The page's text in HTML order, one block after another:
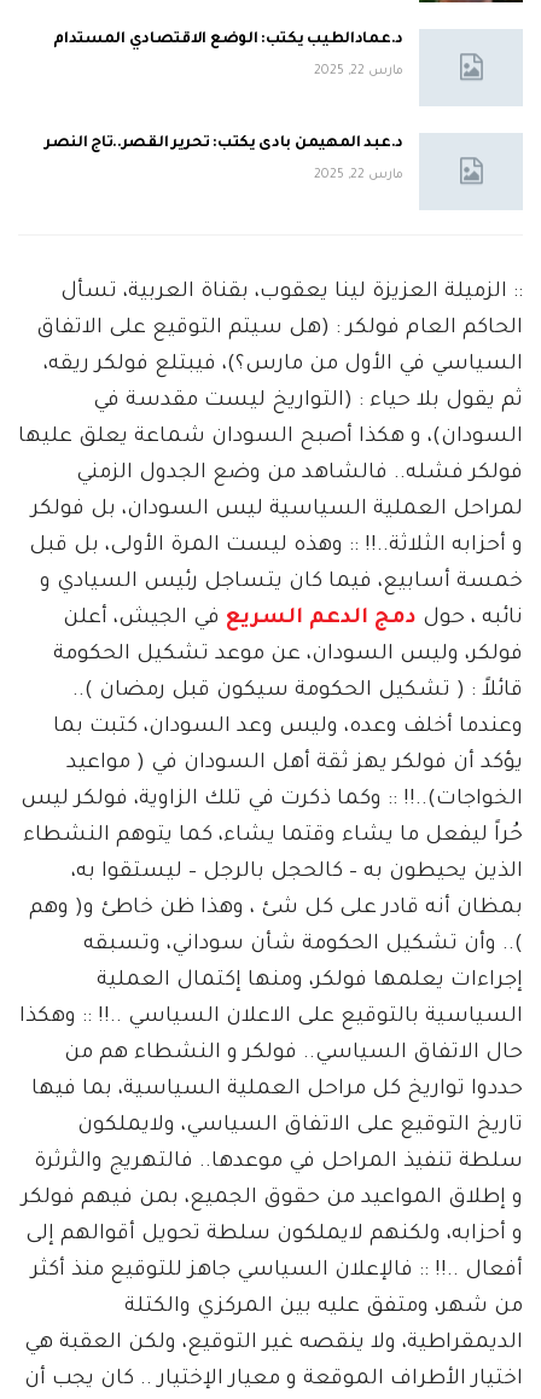
د.عمادالطيب يكتب: الوضع الاقتصادي المستدام
مارس 22, 2025
د.عبد المهيمن بادى يكتب: تحرير القصر..تاج النصر
مارس 22, 2025
:: الزميلة العزيزة لينا يعقوب، بقناة العربية، تسأل
الحاكم العام فولكر : (هل سيتم التوقيع على الاتفاق
السياسي في الأول من مارس؟)، فيبتلع فولكر ريقه،
ثم يقول بلا حياء : (التواريخ ليست مقدسة في
السودان)، و هكذا أصبح السودان شماعة يعلق عليها
فولكر فشله.. فالشاهد من وضع الجدول الزمني
لمراحل العملية السياسية ليس السودان، بل فولكر
و أحزابه الثلاثة..!! :: وهذه ليست المرة الأولى، بل قبل
خمسة أسابيع، فيما كان يتساجل رئيس السيادي و
نائبه ، حول دمج الدعم السريع في الجيش، أعلن
فولكر، وليس السودان، عن موعد تشكيل الحكومة
قائلاً : ( تشكيل الحكومة سيكون قبل رمضان )..
وعندما أخلف وعده، وليس وعد السودان، كتبت بما
يؤكد أن فولكر يهز ثقة أهل السودان في ( مواعيد
الخواجات)..!! :: وكما ذكرت في تلك الزاوية، فولكر ليس
حُراً ليفعل ما يشاء وقتما يشاء، كما يتوهم النشطاء
الذين يحيطون به – كالحجل بالرجل – ليستقوا به،
بمظان أنه قادر على كل شئ ، وهذا ظن خاطئ و( وهم
).. وأن تشكيل الحكومة شأن سوداني، وتسبقه
إجراءات يعلمها فولكر، ومنها إكتمال العملية
السياسية بالتوقيع على الاعلان السياسي ..!! :: وهكذا
حال الاتفاق السياسي.. فولكر و النشطاء هم من
حددوا تواريخ كل مراحل العملية السياسية، بما فيها
تاريخ التوقيع على الاتفاق السياسي، ولايملكون
سلطة تنفيذ المراحل في موعدها.. فالتهريج والثرثرة
و إطلاق المواعيد من حقوق الجميع، بمن فيهم فولكر
و أحزابه، ولكنهم لايملكون سلطة تحويل أقوالهم إلى
أفعال ..!! :: فالإعلان السياسي جاهز للتوقيع منذ أكثر
من شهر، ومتفق عليه بين المركزي والكتلة
الديمقراطية، ولا ينقصه غير التوقيع، ولكن العقبة هي
اختيار الأطراف الموقعة و معيار الإختيار .. كان يجب أن